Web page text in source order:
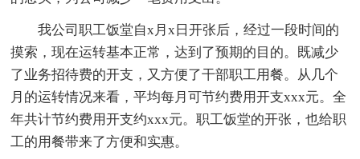
我公司职工饭堂自x月x日开张后，经过一段时间的
摸索，现在运转基本正常，达到了预期的目的。既减少
了业务招待费的开支，又方便了干部职工用餐。从几个
月的运转情况来看，平均每月可节约费用开支xxx元。全
年共计节约费用开支约xxx元。职工饭堂的开张，也给职
工的用餐带来了方便和实惠。